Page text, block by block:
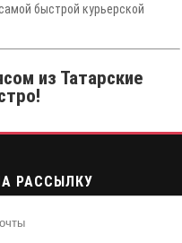
быстрой курьерской
из Татарские
РАССЫЛКУ